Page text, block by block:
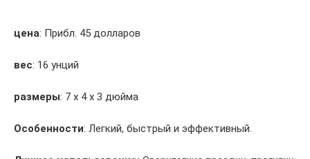
цена: Прибл. 45 долларов
вес: 16 унций
размеры: 7 х 4 х 3 дюйма
Особенности: Легкий, быстрый и эффективный.